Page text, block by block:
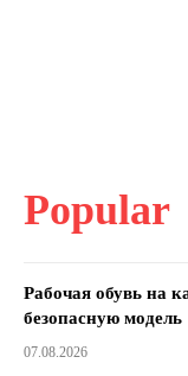
Popular
Рабочая обувь на
безопасную модель
07.08.2026